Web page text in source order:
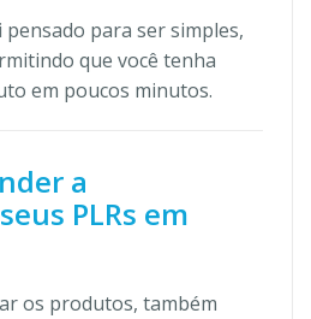
para ser simples,
que você tenha
em poucos minutos.
a
PLRs em
os produtos, também